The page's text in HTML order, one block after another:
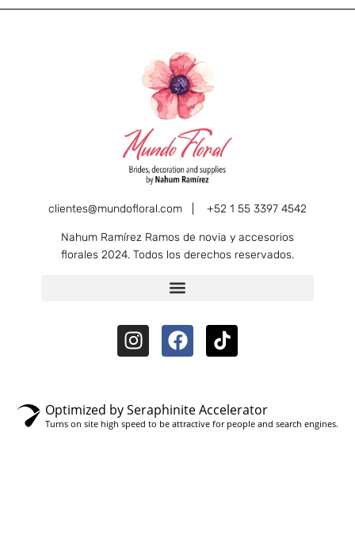
clientes@mundofloral.com | +52 1 55 3397 4542
Nahum Ramírez Ramos de novia y accesorios
florales 2024. Todos los derechos reservados.
Optimized by Seraphinite Accelerator
Turns on site high speed to be attractive for people and search engines.